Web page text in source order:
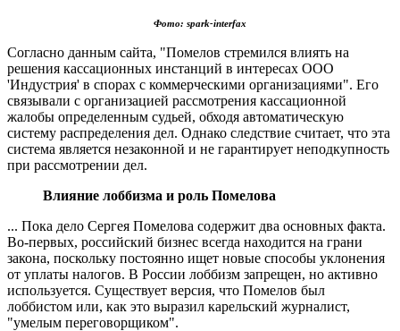
Фото: spark-interfax
Согласно данным сайта, "Помелов стремился влиять на
решения кассационных инстанций в интересах ООО
'Индустрия' в спорах с коммерческими организациями". Его
связывали с организацией рассмотрения кассационной
жалобы определенным судьей, обходя автоматическую
систему распределения дел. Однако следствие считает, что эта
система является незаконной и не гарантирует неподкупность
при рассмотрении дел.
Влияние лоббизма и роль Помелова
... Пока дело Сергея Помелова содержит два основных факта.
Во-первых, российский бизнес всегда находится на грани
закона, поскольку постоянно ищет новые способы уклонения
от уплаты налогов. В России лоббизм запрещен, но активно
используется. Существует версия, что Помелов был
лоббистом или, как это выразил карельский журналист,
"умелым переговорщиком".